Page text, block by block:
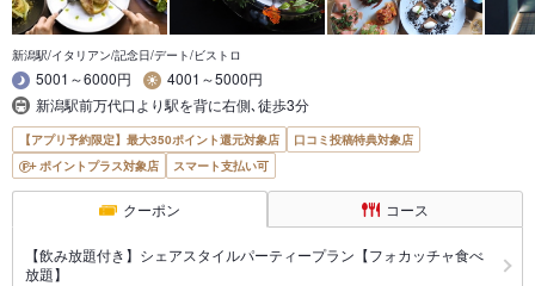
新潟駅/イタリアン/記念日/デート/ビストロ
5001～6000円
4001～5000円
新潟駅前万代口より駅を背に右側､徒歩3分
【アプリ予約限定】最大350ポイント還元対象店
口コミ投稿特典対象店
ポイントプラス対象店
スマート支払い可
クーポン コース
【飲み放題付き】シェアスタイルパーティープラン【フォカッチャ食べ
放題】